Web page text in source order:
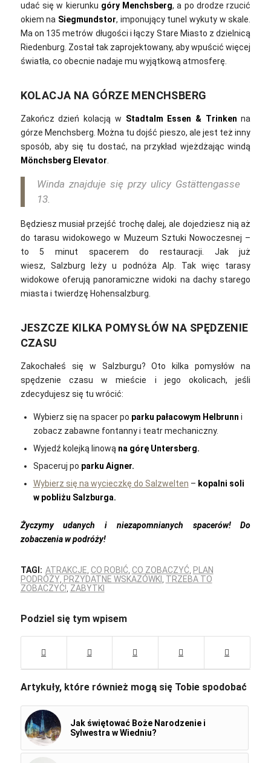
udać się w kierunku góry Menchsberg, a po drodze rzucić
okiem na Siegmundstor, imponujący tunel wykuty w skale.
Ma on 135 metrów długości i łączy Stare Miasto z dzielnicą
Riedenburg. Został tak zaprojektowany, aby wpuścić więcej
światła, co obecnie nadaje mu wyjątkową atmosferę.
KOLACJA NA GÓRZE MENCHSBERG
Zakończ dzień kolacją w Stadtalm Essen & Trinken na
górze Menchsberg. Można tu dojść pieszo, ale jest też inny
sposób, aby się tu dostać, na przykład wjeżdżając windą
Mönchsberg Elevator
Winda znajduje się przy ulicy Gstättengasse
13.
Będziesz musiał przejść trochę dalej, ale dojedziesz nią aż
do tarasu widokowego w Muzeum Sztuki Nowoczesnej –
to 5 minut spacerem do restauracji. Jak już
wiesz, Salzburg leży u podnóża Alp. Tak więc tarasy
widokowe oferują panoramiczne widoki na dachy starego
miasta i twierdzę Hohensalzburg.
JESZCZE KILKA POMYSŁÓW NA SPĘDZENIE
CZASU
Zakochałeś się w Salzburgu? Oto kilka pomysłów na
spędzenie czasu w mieście i jego okolicach, jeśli
zdecydujesz się tu wrócić:
Wybierz się na spacer po parku pałacowym Helbrunn i
zobacz zabawne fontanny i teatr mechaniczny.
Wyjedź kolejką linową na górę Untersberg.
Spaceruj po parku Aigner.
Wybierz się na wycieczkę do Salzwelten – kopalni soli
w pobliżu Salzburga.
Życzymy udanych i niezapomnianych spacerów! Do
zobaczenia w podróży!
TAGI: ATRAKCJE CO ROBIĆ CO ZOBACZYĆ PLAN
PODRÓŻY, PRZYDATNE WSKAZÓWKI
TRZEBA TO
ZOBACZYĆ! ZABYTKI
Podziel się tym wpisem
Artykuły, które również mogą się Tobie spodobać
Jak świętować Boże Narodzenie i
Sylwestra w Wiedniu?